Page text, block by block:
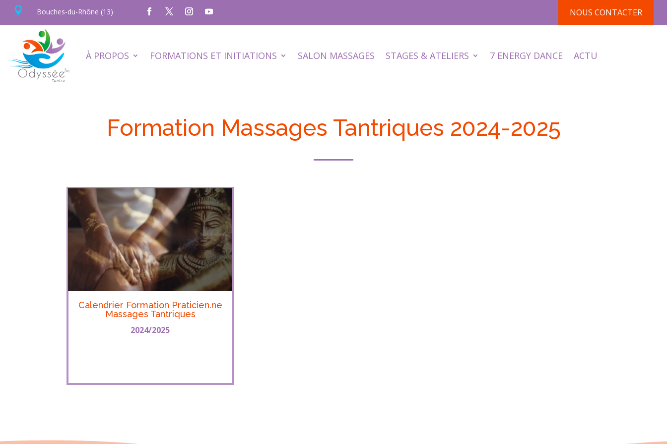
 Bouches-du-Rhône (13) NOUS CONTACTER
À PROPOS FORMATIONS ET INITIATIONS SALON MASSAGES STAGES & ATELIERS 7 ENERGY DANCE ACTU
Formation Massages Tantriques 2024-2025
Calendrier Formation Praticien.ne
Massages Tantriques
2024/2025